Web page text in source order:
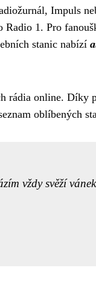
Impuls
1. Pro
stanic nabízí
rádia online. Díky
oblíbených
vždy svěží